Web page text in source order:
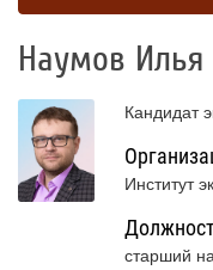
Наумов Илья
Кандидат
Институт
старший